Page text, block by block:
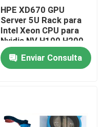
HPE XD670 GPU
Server 5U Rack para
Intel Xeon CPU para
Nvidia NV H100 H200
H800 PCIE/SXM Nvlink
AI Supercomputing
Caso
Enviar Consulta